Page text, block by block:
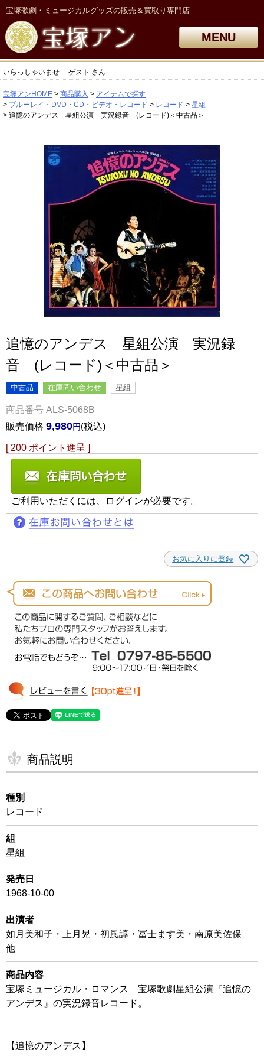
宝塚歌劇・ミュージカルグッズの販売＆買取り専門店
MENU
いらっしゃいませ ゲスト さん
宝塚アンHOME 商品購入
アイテムで探す
ブルーレイ・DVD・CD・ビデオ・レコード
レコード
星組
追憶のアンデス 星組公演 実況録音 (レコード)＜中古品＞
追憶のアンデス 星組公演 実況録
音 (レコード)＜中古品＞
中古品 在庫問い合わせ 星組
商品番号 ALS-5068B
販売価格 9,980 税込
[ 200 ポイント進呈 ]
ご利用いただくには、ログインが必要です。
お気に入りに登録
商品説明
種別
レコード
組
星組
発売日
1968-10-00
出演者
如月美和子・上月晃・初風諄・冨士ます美・南原美佐保
他
商品内容
宝塚ミュージカル・ロマンス 宝塚歌劇星組公演『追憶の
アンデス』の実況録音レコード。
【追憶のアンデス】